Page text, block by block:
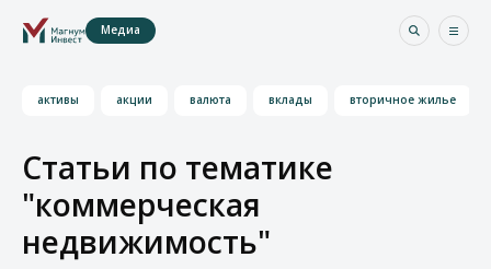
Медиа
активы акции валюта вклады вторичное жилье
Статьи по тематике
"коммерческая
недвижимость"